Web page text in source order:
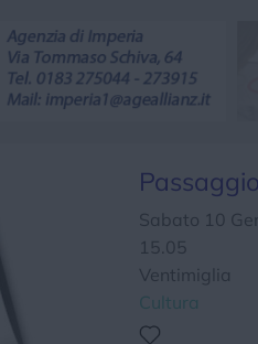
Chi siamoPrivacy
Sabato 10
15.05
Ventimiglia
Cultura